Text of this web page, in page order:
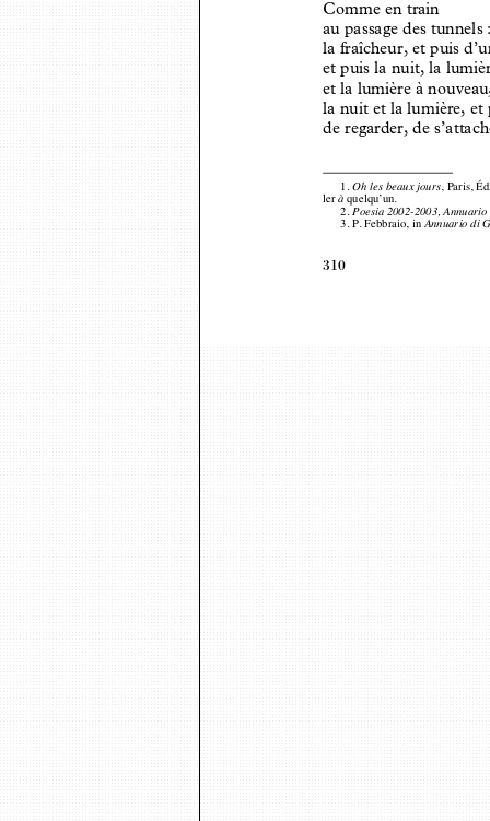
Comme en train
au passage des
la fraîcheur, et puis
et puis la nuit, la
et la lumière à
la nuit et la lumière,
de regarder, de
310
ler
quelqu’un.
2. Poesia 2002-2003,
3. P. Febbraio, in